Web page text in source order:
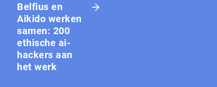
Belfius en
Aikido werken
samen: 200
ethische ai-
hackers aan
het werk